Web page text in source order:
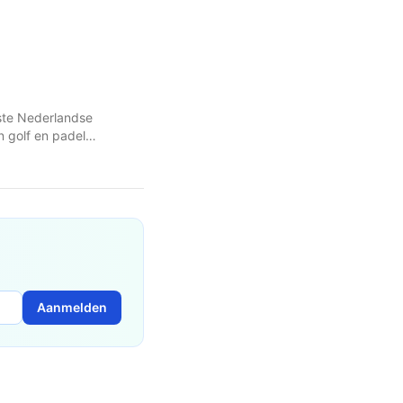
Nederlandse
golf en padel
Het NK Golf &
unieke crossover-
spel van
Aanmelden